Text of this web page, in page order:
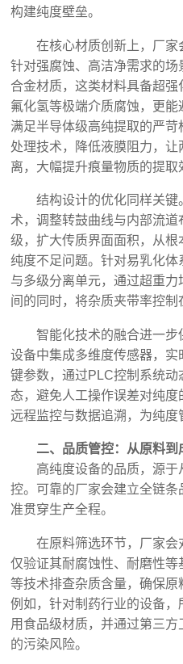
构建纯度壁垒。
在核心材质创新上，厂家
针对强腐蚀、高洁净需求的
合金材质，这类材料具备超强
氟化氢等极端介质腐蚀，更能
满足半导体级高纯提取的严
处理技术，降低液膜阻力，
离，大幅提升痕量物质的提取
结构设计的优化同样关
术，调整转鼓曲线与内部流
级，扩大传质界面面积，从
纯度不足问题。针对易乳化
与多级分离单元，通过超重
间的同时，将杂质夹带率控制
智能化技术的融合进一
设备中集成多维度传感器，
键参数，通过PLC控制系统
态，避免人工操作误差对纯
远程监控与数据追溯，为纯度
二、品质管控：从原料
高纯度设备的品质，源
控。可靠的厂家会建立全链条
准贯穿生产全程。
在原料筛选环节，厂家
仅验证其耐腐蚀性、耐磨性
等技术排查杂质含量，确保原
例如，针对制药行业的设备
用食品级材质，并通过第三
的污染风险。